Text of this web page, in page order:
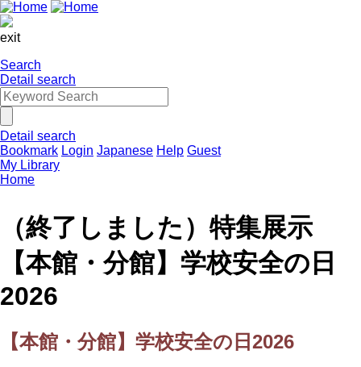
exit
Search
Detail search
Detail search
Bookmark Login Japanese Help Guest
My Library
Home
（終了しました）特集展示
【本館・分館】学校安全の日
2026
【本館・分館】学校安全の日2026